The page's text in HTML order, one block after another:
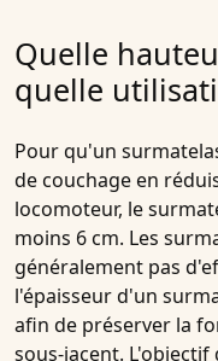
Quelle
quelle
Pour qu'un
de couchage en
locomoteur, le
moins 6 cm. Les
généralement pas
l'épaisseur d'un
afin de préserver la
sous-jacent.